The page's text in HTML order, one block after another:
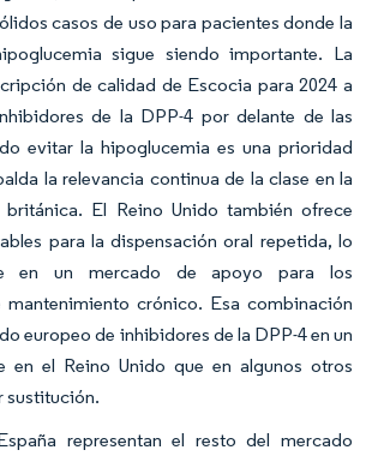
casos de uso para pacientes donde la
sigue siendo importante. La
de calidad de Escocia para 2024 a
de la DPP-4 por delante de las
evitar la hipoglucemia es una prioridad
la relevancia continua de la clase en la
El Reino Unido también ofrece
para la dispensación oral repetida, lo
en un mercado de apoyo para los
mantenimiento crónico. Esa combinación
europeo de inhibidores de la DPP-4 en un
en el Reino Unido que en algunos otros
sustitución.
representan el resto del mercado